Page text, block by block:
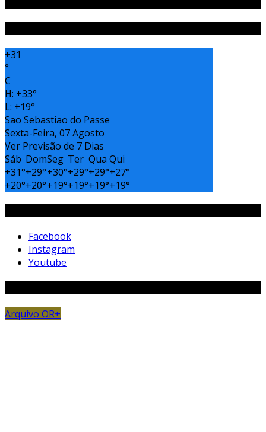
+31
°
C
H: +33°
L: +19°
Sao Sebastiao do Passe
Sexta-Feira, 07 Agosto
Ver Previsão de 7 Dias
Sáb DomSeg Ter Qua Qui
+31°+29°+30°+29°+29°+27°
+20°+20°+19°+19°+19°+19°
Facebook
Instagram
Youtube
Arquivo OR+